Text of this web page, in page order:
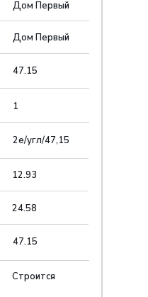
Дом Первый
Дом Первыйㅤ
47.15
1
2е/угл/47,15
Строится
12.93
24.58
47.15